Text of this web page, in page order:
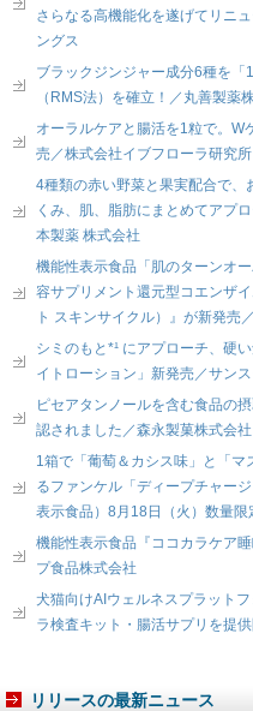
さらなる高機能化を遂げてリニ
ングス
ブラックジンジャー成分6種を
（RMS法）を確立！／丸善製薬
オーラルケアと腸活を1粒で。W
売／株式会社イブフローラ研究所
4種類の赤い野菜と果実配合で、
くみ、肌、脂肪にまとめてアプ
本製薬 株式会社
機能性表示食品「肌のターンオ
容サプリメント還元型コエンザ
ト スキンサイクル）』が新発売
シミのもと*¹ にアプローチ、硬
イトローション」新発売／サン
ピセアタンノールを含む食品の
認されました／森永製菓株式会社
1箱で「葡萄＆カシス味」と「
るファンケル「ディープチャー
表示食品）8月18日（火）数量
機能性表示食品『ココカラケア
プ食品株式会社
犬猫向けAIウェルネスプラット
ラ検査キット・腸活サプリを提
リリースの最新ニュース